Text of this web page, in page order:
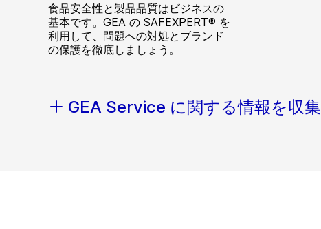
食品安全性と製品品質はビジネスの
基本です。GEA の SAFEXPERT® を
利用して、問題への対処とブランド
の保護を徹底しましょう。
GEA Service に関する情報を収集